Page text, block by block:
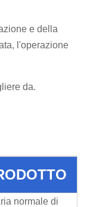
e della
l'operazione
da.
normale di